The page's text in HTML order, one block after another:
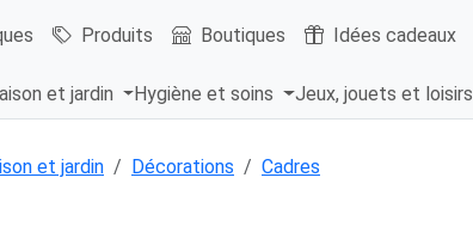
Produits Boutiques Idées cadeaux
et jardin Hygiène et soins Jeux, jouets et loisirs
et jardin Décorations Cadres